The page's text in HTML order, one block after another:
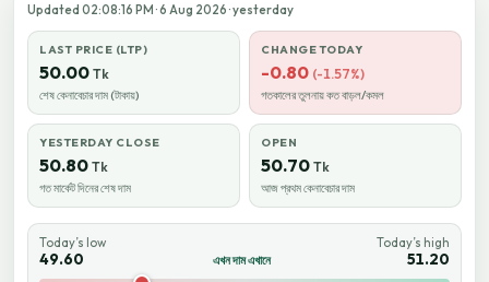
Updated 02:08:16 PM · 6 Aug 2026 · yesterday
LAST PRICE (LTP)
50.00 Tk
শেষ কেনাবেচার দাম (টাকায়)
CHANGE TODAY
-0.80 (-1.57%)
গতকালের তুলনায় কত বাড়ল/কমল
YESTERDAY CLOSE
50.80 Tk
গত মার্কেট দিনের শেষ দাম
OPEN
50.70 Tk
আজ প্রথম কেনাবেচার দাম
Today’s low
49.60 এখন দাম এখানে
Today’s high
51.20